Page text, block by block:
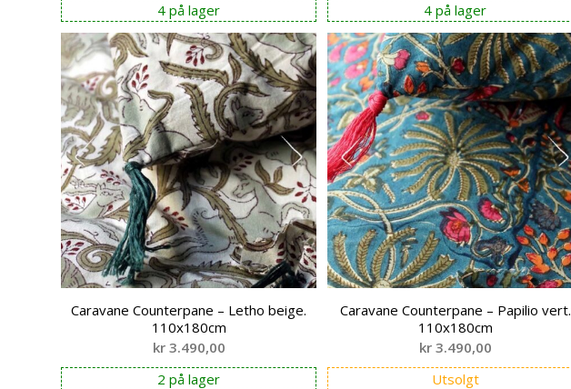
4 på lager
4 på lager
Caravane Counterpane – Letho beige.
110x180cm
kr3.490,00
2 på lager
Caravane Counterpane – Papilio vert.
110x180cm
kr3.490,00
Utsolgt